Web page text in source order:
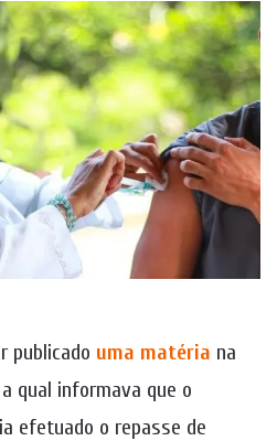
publicado uma matéria na
qual informava que o
efetuado o repasse de